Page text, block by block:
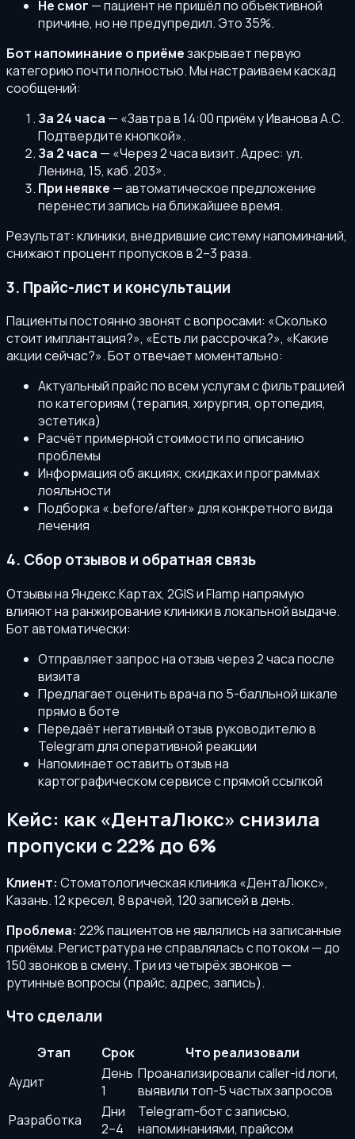
Не смог — пациент не пришёл по объективной
причине, но не предупредил. Это 35%.
Бот напоминание о приёмезакрывает первую
категорию почти полностью. Мы настраиваем каскад
сообщений:
За 24 часа — «Завтра в 14:00 приём у Иванова А.С.
Подтвердите кнопкой».
За 2 часа — «Через 2 часа визит. Адрес: ул.
Ленина, 15, каб. 203».
При неявке — автоматическое предложение
перенести запись на ближайшее время.
Результат: клиники, внедрившие систему напоминаний,
снижают процент пропусков в 2–3 раза.
3. Прайс-лист и консультации
Пациенты постоянно звонят с вопросами: «Сколько
стоит имплантация?», «Есть ли рассрочка?», «Какие
акции сейчас?». Бот отвечает моментально:
Актуальный прайс по всем услугам с фильтрацией
по категориям (терапия, хирургия, ортопедия,
эстетика)
Расчёт примерной стоимости по описанию
проблемы
Информация об акциях, скидках и программах
лояльности
Подборка «.before/after» для конкретного вида
лечения
4. Сбор отзывов и обратная связь
Отзывы на Яндекс.Картах, 2GIS и Flamp напрямую
влияют на ранжирование клиники в локальной выдаче.
Бот автоматически:
Отправляет запрос на отзыв через 2 часа после
визита
Предлагает оценить врача по 5-балльной шкале
прямо в боте
Передаёт негативный отзыв руководителю в
Telegram для оперативной реакции
Напоминает оставить отзыв на
картографическом сервисе с прямой ссылкой
Кейс: как «ДентаЛюкс» снизила
пропуски с 22% до 6%
Клиент: Стоматологическая клиника «ДентаЛюкс»,
Казань. 12 кресел, 8 врачей, 120 записей в день.
Проблема: 22% пациентов не являлись на записанные
приёмы. Регистратура не справлялась с потоком — до
150 звонков в смену. Три из четырёх звонков —
рутинные вопросы (прайс, адрес, запись).
Что сделали
Этап Срок
Что реализовали
Аудит
День
1
Проанализировали caller-id логи,
выявили топ-5 частых запросов
Разработка
Дни
2–4
Telegram-бот с записью,
напоминаниями, прайсом